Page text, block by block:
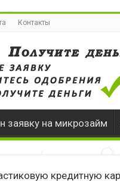
Контакты
заявку на микрозайм
кредитную